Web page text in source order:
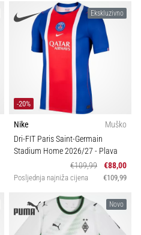
Ekskluzivno
-20%
Nike
Muško
Dri-FIT Paris Saint-Germain
Stadium Home 2026/27 - Plava
€109,99
€88,00
Posljednja najniža cijena €109,99
Novo